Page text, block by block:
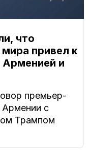
что
привел к
и
премьер-
с
Трампом